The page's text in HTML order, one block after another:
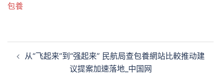
包養
章
从“飞起来”到“强起来” 民航局查包養網站比較推动建
议提案加速落地_中国网